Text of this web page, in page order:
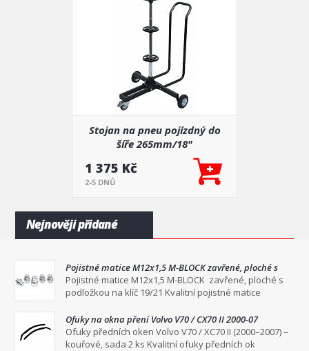
Stojan na pneu pojízdný do
šíře 265mm/18"
1 375 Kč
2-5 DNŮ
Nejnověji přidané
Pojistné matice M12x1,5 M-BLOCK zavřené, ploché s
podložkou na klíč 19/21
Pojistné matice M12x1,5 M-BLOCK zavřené, ploché s
podložkou na klíč 19/21 Kvalitní pojistné matice
Ofuky na okna pření Volvo V70 / CX70 II 2000-07
Ofuky předních oken Volvo V70 / XC70 II (2000–2007) –
kouřové, sada 2 ks Kvalitní ofuky předních ok